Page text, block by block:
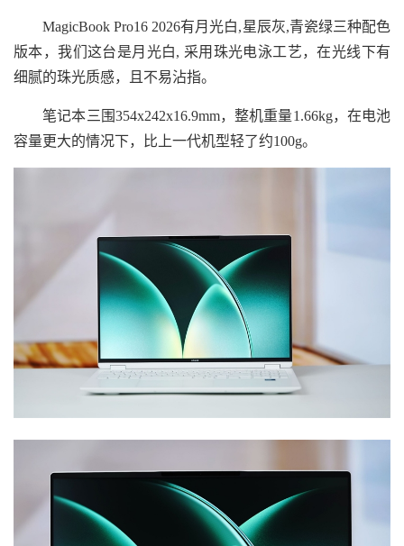
MagicBook Pro16 2026有月光白,星辰灰,青瓷绿三种配色
版本，我们这台是月光白, 采用珠光电泳工艺，在光线下有
细腻的珠光质感，且不易沾指。
笔记本三围354x242x16.9mm，整机重量1.66kg，在电池
容量更大的情况下，比上一代机型轻了约100g。